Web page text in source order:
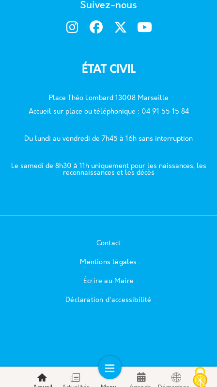
Suivez-nous
ÉTAT CIVIL
Place Théo Lombard 13008 Marseille
Accueil sur place ou téléphonique : 04 91 55 15 84
Du lundi au vendredi de 7h45 à 16h sans interruption
Le samedi de 8h30 à 11h uniquement pour les naissances, les
reconnaissances et les décès
Contact
Mentions légales
Écrire au Maire
Déclaration d'accessibilité